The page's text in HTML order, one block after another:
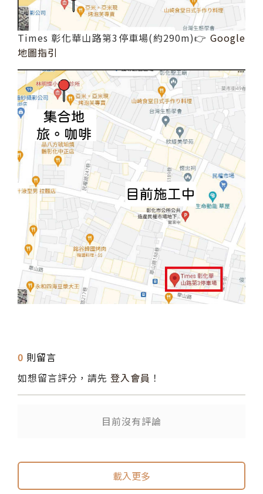
Times 彰化華山路第3停車場(約290m)👉 Google
地圖指引
0 則留言
如想留言評分，請先 登入會員 ！
目前沒有評論
載入更多